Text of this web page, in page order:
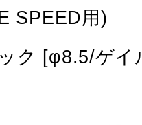
SPEED用)
ク [φ8.5/ゲイ